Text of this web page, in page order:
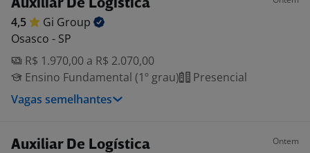
Auxiliar De Logística
4,5 Gi Group
Osasco - SP
R$ 1.970,00 a R$ 2.070,00
Ensino Fundamental (1º grau)
Presencial
Vagas semelhantes
Auxiliar De Logística Ontem